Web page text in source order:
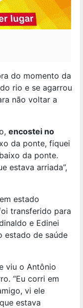
do momento da
rio e se agarrou
não voltar a
encostei no
da ponte, fiquei
da ponte.
estava arriada”,
estado
transferido para
e Edinei
estado de saúde
viu o Antônio
“Eu corri em
vi ele
estava